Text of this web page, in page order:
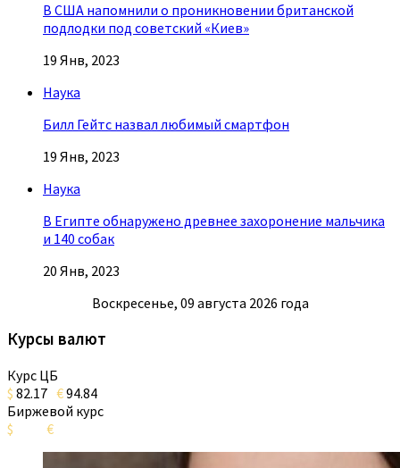
В США напомнили о проникновении британской
подлодки под советский «Киев»
19 Янв, 2023
Наука
Билл Гейтс назвал любимый смартфон
19 Янв, 2023
Наука
В Египте обнаружено древнее захоронение мальчика
и 140 собак
20 Янв, 2023
Воскресенье, 09 августа 2026 года
Курсы валют
Курс ЦБ
$ 82.17 €94.84
Биржевой курс
$
€